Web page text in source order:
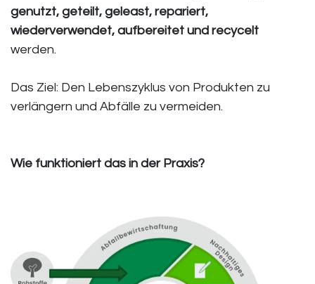
genutzt, geteilt, geleast, repariert,
wiederverwendet, aufbereitet und recycelt
werden.
​Das Ziel: Den Lebenszyklus von Produkten zu
verlängern und Abfälle zu vermeiden.
Wie funktioniert das in der Praxis?